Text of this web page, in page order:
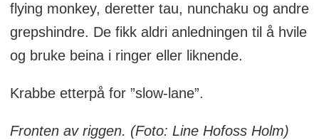
flying monkey, deretter tau, nunchaku og andre
grepshindre. De fikk aldri anledningen til å hvile
og bruke beina i ringer eller liknende.
Krabbe etterpå for ”slow-lane”.
Fronten av riggen. (Foto: Line Hofoss Holm)